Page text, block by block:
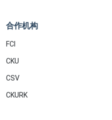
合作机构
FCI
CKU
CSV
CKURK